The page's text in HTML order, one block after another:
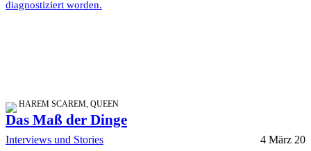
diagnostiziert worden.
HAREM SCAREM, QUEEN
Das Maß der Dinge
Interviews und Stories 4 März 20